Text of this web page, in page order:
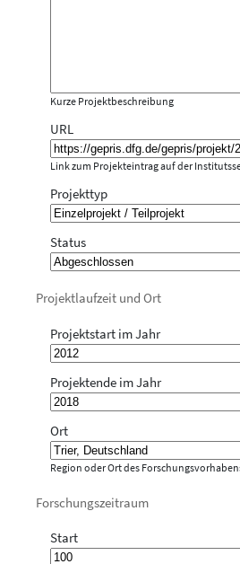
Kurze Projektbeschreibung
URL
Link zum Projekteintrag auf der
Projekttyp
Status
Projektlaufzeit und Ort
Projektstart im Jahr
Projektende im Jahr
Ort
Region oder Ort des
Forschungszeitraum
Start